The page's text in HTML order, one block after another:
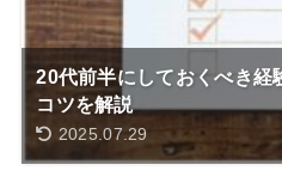
20代前半にしておくべき経
コツを解説
2025.07.29